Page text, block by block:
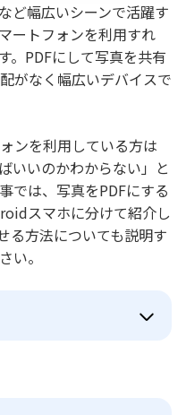
ど幅広いシーンで活躍す
ートフォンを利用すれ
。PDFにして写真を共有
がなく幅広いデバイスで
ンを利用している方は
いいのかわからない」と
では、写真をPDFにする
スマホに分けて紹介し
る方法についても説明す
い。